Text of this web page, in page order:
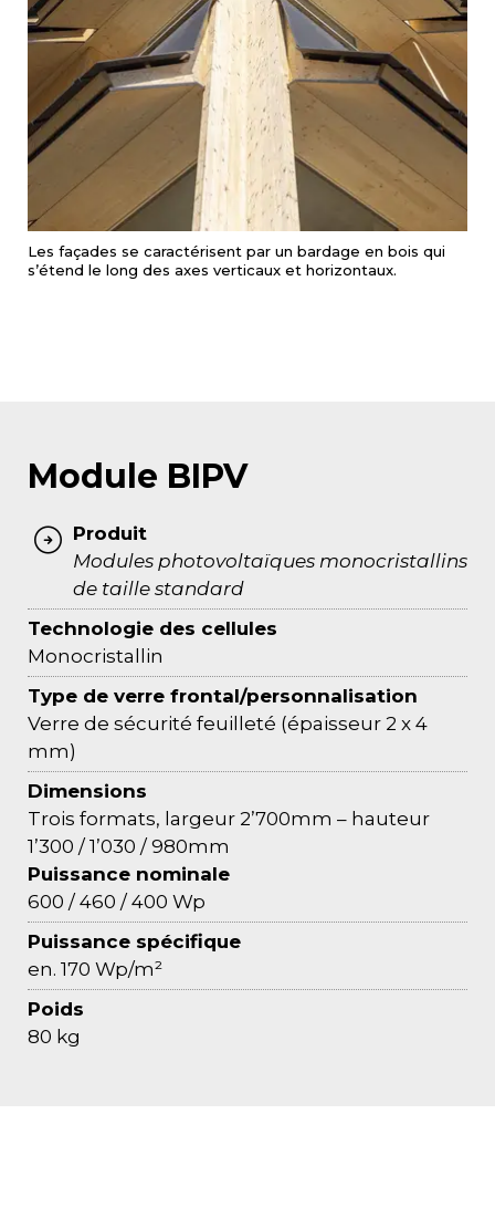
Les façades se caractérisent par un bardage en bois qui
s’étend le long des axes verticaux et horizontaux.
Module BIPV
Produit
Modules photovoltaïques monocristallins
de taille standard
Technologie des cellules
Monocristallin
Type de verre frontal/personnalisation
Verre de sécurité feuilleté (épaisseur 2 x 4
mm)
Dimensions
Trois formats, largeur 2’700mm – hauteur
1’300 / 1’030 / 980mm
Puissance nominale
600 / 460 / 400 Wp
Puissance spécifique
en. 170 Wp/m²
Poids
80 kg